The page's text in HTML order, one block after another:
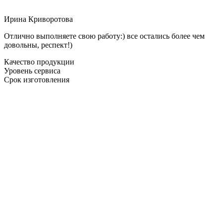
Ирина Криворотова
Отлично выполняете свою работу:) все остались более чем
довольны, респект!)
Качество продукции
Уровень сервиса
Срок изготовления